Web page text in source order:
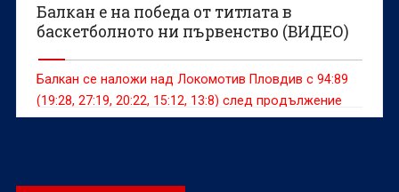
Балкан е на победа от титлата в
баскетболното ни първенство (ВИДЕО)
Балкан се наложи над Локомотив Пловдив с 94:89
(19:28, 27:19, 20:22, 15:12, 13:8) след продължение
като домакин в "Арена Ботевград" във втората